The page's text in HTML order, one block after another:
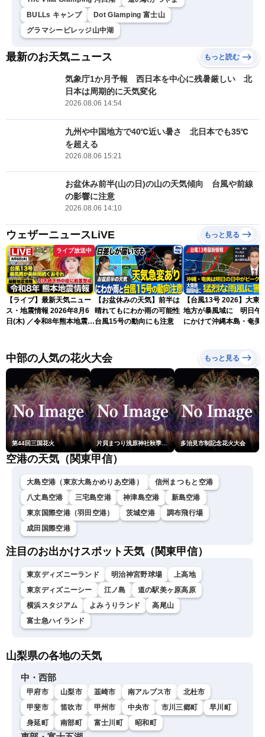
BULLs キャンプ
Dot Glamping 富士山
グラマシービレッジ山中湖
最新のお天気ニュース もっと読む
気象庁1か月予報 西日本を中心に残暑厳しい 北
日本は周期的に天気変化
2026.08.06 14:54
九州や中国地方で40℃近い暑さ 北日本でも35℃
を超える
2026.08.06 15:21
お盆休み前半(山の日)の山の天気傾向 台風や前線
の影響に注意
2026.08.06 14:10
ウェザーニュースLiVE もっと見る
ライブ放送中
【ライブ】最新天気ニュー
ス・地震情報 2026年8月6
日(木) ／令和8年熊本地震情
ースLiVEイブニング・小林
李衣奈／本田竜也〉
【お盆休みの天気】前半は
晴れてもにわか雨の可能性
台風15号の動向にも注意
【台風13号 2026】大東
地方が暴風域に 明日午
にかけて沖縄本島・奄美
中部の人気の花火大会 もっと見る
第44回三国花火 片貝まつり浅原神社秋季例大祭奉納大煙火 多治見市制記念花火大会
空港の天気（関東甲信）
大島空港（東京大島かめりあ空港）
信州まつもと空港
八丈島空港
三宅島空港 神津島空港
新島空港
東京国際空港（羽田空港）
茨城空港
調布飛行場
成田国際空港
注目のお出かけスポット天気（関東甲信）
東京ディズニーランド 明治神宮野球場
上高地
東京ディズニーシー
江ノ島
道の駅美ヶ原高原
横浜スタジアム
よみうりランド
高尾山
富士急ハイランド
山梨県の各地の天気
中・西部
甲府市 山梨市 韮崎市 南アルプス市
北杜市
甲斐市
笛吹市 甲州市 中央市 市川三郷町
早川町
身延町
南部町 富士川町 昭和町